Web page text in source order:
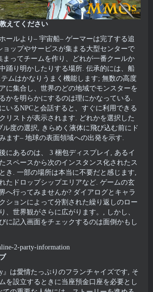
えてください
ールより– 宇宙船– ゲーマーは完了する追
ョップやサービスが集まる大型センターで
まってチームを作り、どれが一番クールか
踊り明かしたりする場所. 伝承的には、船
ムはかなりうまく機能します; 無数の高度
に集合し、世界のどの地域でモンスターを
かを明らかにするのは理にかなっている.
いるNPCと会話すると、すぐに利用できる
リストが表示されます. どれかを選択した
ル度の選択, きらめく液体に飛び込む前にド
ます– 地球の表面領域への出発を示す.
にあるのは、 3 梱包ディスプレイ, あるイ
スペースから次のインスタンス化されたス
き. 一部の場所は本当に不要だと感じます,
たドロップシップエリアなど. ゲームの玄
へ行ってみませんか? ダイアログとキャラ
ションによって分割された繰り返しのロー
、世界観がさらに広がります。, しかし、
に記入画面をチェックするのは面倒かもし
』は愛情たっぷりのフランチャイズです, そ
を設立するときに当座預金口座を必要とし